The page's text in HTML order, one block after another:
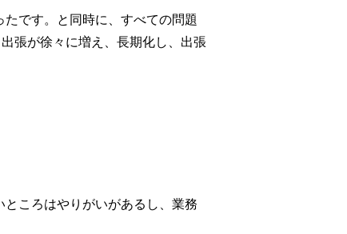
です。と同時に、すべての問題
張が徐々に増え、長期化し、出張
ころはやりがいがあるし、業務